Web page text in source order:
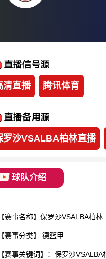
清直播 腾讯体育
罗沙VSALBA柏林直播
球队介绍
【赛事名称】保罗沙VSALBA柏林
【赛事分类】 德篮甲
【赛事关键词】：保罗沙